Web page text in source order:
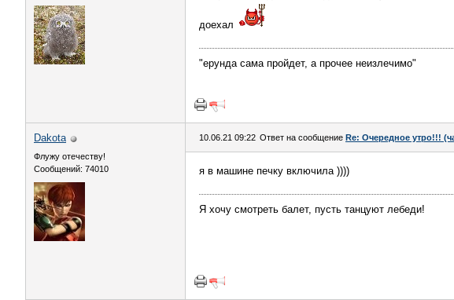
доехал
"ерунда сама пройдет, а прочее неизлечимо"
Dаkota
Флужу отечеству!
Сообщений: 74010
10.06.21 09:22 Ответ на сообщение Re: Очередное утро!!!
я в машине печку включила ))))
Я хочу смотреть балет, пусть танцуют лебеди!